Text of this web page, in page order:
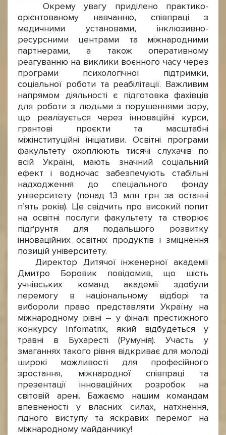
Окрему увагу приділено практико-
орієнтованому навчанню, співпраці з
медичними установами, інклюзивно-
ресурсними центрами та міжнародними
партнерами, а також оперативному
реагуванню на виклики воєнного часу через
програми психологічної підтримки,
соціальної роботи та реабілітації. Важливим
напрямом діяльності є підготовка фахівців
для роботи з людьми з порушеннями зору,
що реалізується через інноваційні курси,
грантові проєкти та масштабні
міжінституційні ініціативи. Освітні програми
факультету охоплюють тисячі слухачів по
всій Україні, мають значний соціальний
ефект і водночас забезпечують стабільні
надходження до спеціального фонду
університету (понад 13 млн грн за останні
п’ять років). Це свідчить про високий попит
на освітні послуги факультету та створює
підґрунтя для подальшого розвитку
інноваційних освітніх продуктів і зміцнення
позицій університету.
Директор Дитячої інженерної академії
Дмитро Боровик повідомив, що шість
учнівських команд академії здобули
перемогу в національному відборі та
вибороли право представляти Україну на
міжнародному рівні – у фіналі престижного
конкурсу Infomatrix, який відбудеться у
травні в Бухаресті (Румунія). Участь у
змаганнях такого рівня відкриває для молоді
широкі можливості для професійного
зростання, міжнародної співпраці та
презентації інноваційних розробок на
світовій арені. Бажаємо нашим командам
впевненості у власних силах, натхнення,
гідного виступу та яскравих перемог на
міжнародному майданчику!